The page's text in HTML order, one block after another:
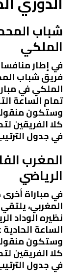
شباب
الملكي
في إطار
فريق شباب
الملكي في
تمام الساعة
كلا الفريقين
في جدول
المغرب
الرياضي
في مباراة
المغربي،
نظيره الوداد
الساعة
كلا الفريقين
في جدول